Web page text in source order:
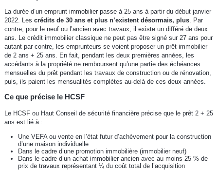
La durée d’un emprunt immobilier passe à 25 ans à partir du début janvier
2022. Les crédits de 30 ans et plus n’existent désormais, plus. Par
contre, pour le neuf ou l’ancien avec travaux, il existe un différé de deux
ans. Le crédit immobilier classique ne peut pas être signé sur 27 ans pour
autant par contre, les emprunteurs se voient proposer un prêt immobilier
de 2 ans + 25 ans. En fait, pendant les deux premières années, les
accédants à la propriété ne remboursent qu’une partie des échéances
mensuelles du prêt pendant les travaux de construction ou de rénovation,
puis, ils paient les mensualités complètes au-delà de ces deux années.
Ce que précise le HCSF
Le HCSF ou Haut Conseil de sécurité financière précise que le prêt 2 + 25
ans est lié à :
Une VEFA ou vente en l’état futur d’achèvement pour la construction
d’une maison individuelle
Dans le cadre d’une promotion immobilière (immobilier neuf)
Dans le cadre d’un achat immobilier ancien avec au moins 25 % de
prix de travaux représentant ¼ du coût total de l’acquisition